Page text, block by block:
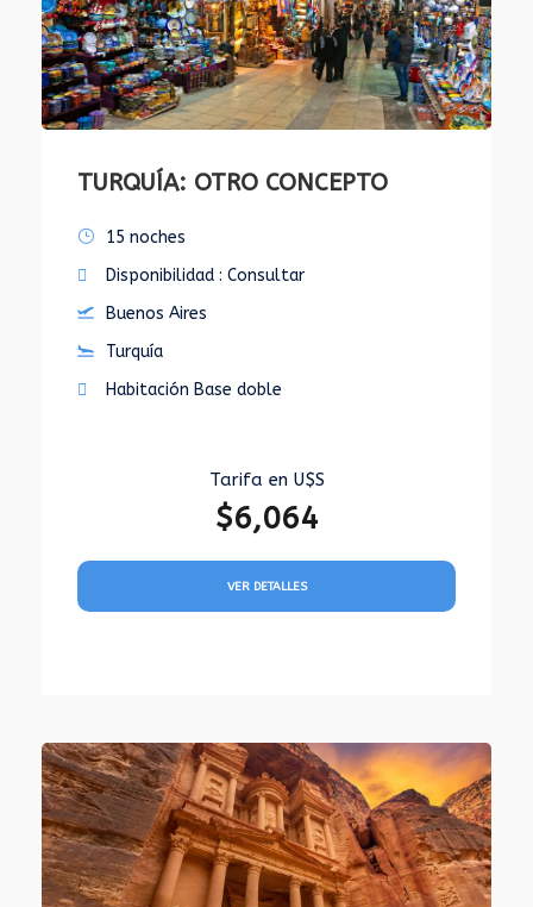
TURQUÍA: OTRO CONCEPTO
15 noches
Disponibilidad : Consultar
Buenos Aires
Turquía
Habitación Base doble
Tarifa en U$S
$6,064
VER DETALLES